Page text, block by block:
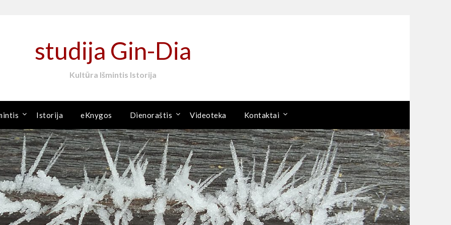
studija Gin-Dia
Kultūra Išmintis Istorija
Istorija eKnygos Dienoraštis Videoteka Kontaktai